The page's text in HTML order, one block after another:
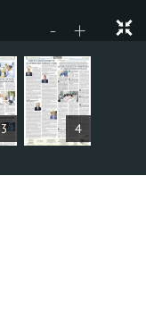
3 4
- +